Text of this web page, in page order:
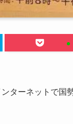
ターネットで国